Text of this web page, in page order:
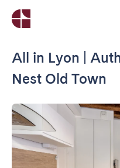
All in Lyon |
Nest Old Town